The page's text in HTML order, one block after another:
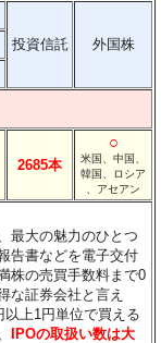
投資信託 外国株
2685本
○
米国、中国、
韓国、ロシア
、アセアン
最大の魅力のひとつ
告書などを電子交付
株の売買手数料まで0
な証券会社と言え
上1円単位で買える
IPOの取扱い数は大